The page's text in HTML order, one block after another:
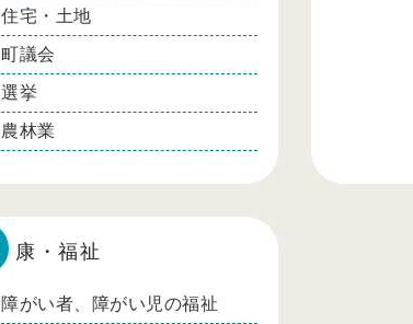
住宅・土地
町議会
選挙
農林業
康・福祉
障がい者、障がい児の福祉